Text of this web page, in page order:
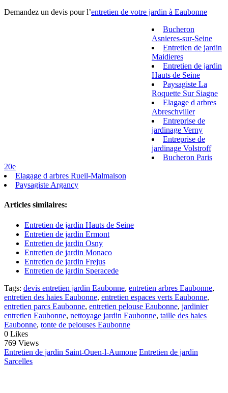
Demandez un devis pour l’entretien de votre jardin à Eaubonne
Bucheron
Asnieres-sur-Seine
Entretien de jardin
Maidieres
Entretien de jardin
Hauts de Seine
Paysagiste La
Roquette Sur Siagne
Elagage d arbres
Abreschviller
Entreprise de
jardinage Verny
Entreprise de
jardinage Volstroff
Bucheron Paris
20e
Elagage d arbres Rueil-Malmaison
Paysagiste Argancy
Articles similaires:
Entretien de jardin Hauts de Seine
Entretien de jardin Ermont
Entretien de jardin Osny
Entretien de jardin Monaco
Entretien de jardin Frejus
Entretien de jardin Speracede
Tags: devis entretien jardin Eaubonne, entretien arbres Eaubonne,
entretien des haies Eaubonne, entretien espaces verts Eaubonne,
entretien parcs Eaubonne, entretien pelouse Eaubonne, jardinier
entretien Eaubonne, nettoyage jardin Eaubonne, taille des haies
Eaubonne, tonte de pelouses Eaubonne
0 Likes
769 Views
Entretien de jardin Saint-Ouen-l-Aumone Entretien de jardin
Sarcelles